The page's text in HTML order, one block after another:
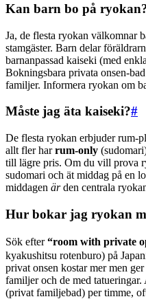
Kan barn bo på
Ja, de flesta ryokan välkomnar
stamgäster. Barn delar
barnanpassad kaiseki (med
Bokningsbara privata onsen-
familjer. Informera ryokan om
Måste jag äta kaiseki?#
De flesta ryokan erbjuder rum-
allt fler harrum-only
till lägre pris. Om du vill prova
sudomari och ät middag på en
middagen ärden centrala
Hur bokar jag ryokan
Sök efter“room with private
kyakushitsu rotenburo) på
privat onsen kostar mer men
familjer och de med
(privat familjebad) per timme,